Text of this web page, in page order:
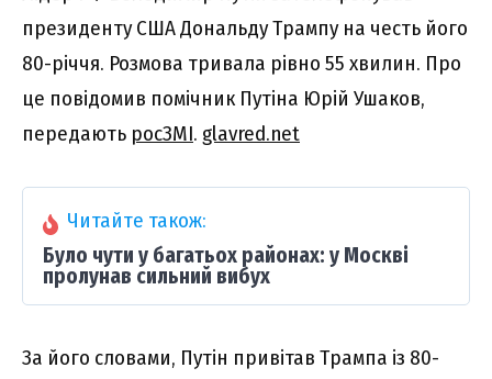
президенту США Дональду Трампу на честь його
80-річчя. Розмова тривала рівно 55 хвилин. Про
це повідомив помічник Путіна Юрій Ушаков,
передають росЗМІ. glavred.net
Читайте також:
Було чути у багатьох районах: у Москві
пролунав сильний вибух
За його словами, Путін привітав Трампа із 80-